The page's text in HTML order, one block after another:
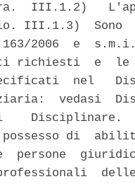
III.1.2)
III.1.3)  Sono
2006  e
richiesti  e  le
nel
vedasi
possesso di
delle